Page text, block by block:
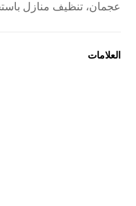
عجمان، تنظيف منازل
العلامات